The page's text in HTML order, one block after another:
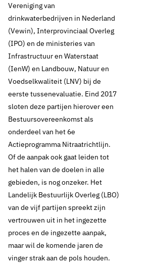
Vereniging van
drinkwaterbedrijven in Nederland
(Vewin), Interprovinciaal Overleg
(IPO) en de ministeries van
Infrastructuur en Waterstaat
(IenW) en Landbouw, Natuur en
Voedselkwaliteit (LNV) bij de
eerste tussenevaluatie. Eind 2017
sloten deze partijen hierover een
Bestuursovereenkomst als
onderdeel van het 6e
Actieprogramma Nitraatrichtlijn.
Of de aanpak ook gaat leiden tot
het halen van de doelen in alle
gebieden, is nog onzeker. Het
Landelijk Bestuurlijk Overleg (LBO)
van de vijf partijen spreekt zijn
vertrouwen uit in het ingezette
proces en de ingezette aanpak,
maar wil de komende jaren de
vinger strak aan de pols houden.